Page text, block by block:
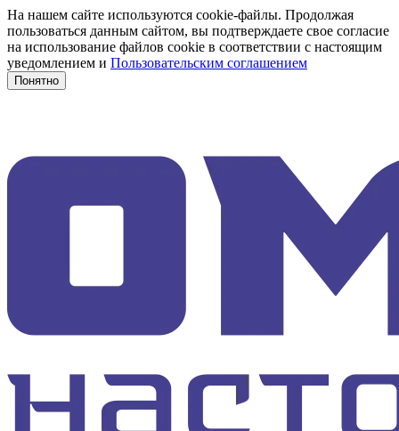
На нашем сайте используются cookie-файлы. Продолжая
пользоваться данным сайтом, вы подтверждаете свое согласие
на использование файлов cookie в соответствии с настоящим
уведомлением и Пользовательским соглашением
Понятно